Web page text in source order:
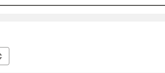
定価表示に関しまして調べて掲載しておりますが、まれに間
きご入札くださいませ